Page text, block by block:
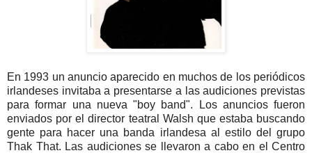
En 1993 un anuncio aparecido en muchos de los periódicos
irlandeses invitaba a presentarse a las audiciones previstas
para formar una nueva "boy band". Los anuncios fueron
enviados por el director teatral Walsh que estaba buscando
gente para hacer una banda irlandesa al estilo del grupo
Thak That. Las audiciones se llevaron a cabo en el Centro